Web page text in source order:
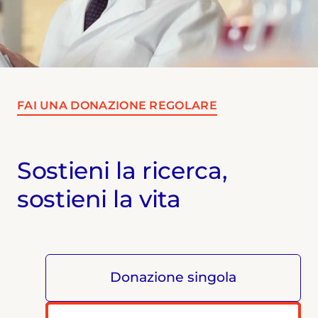
FAI UNA DONAZIONE REGOLARE
Sostieni la ricerca,
sostieni la vita
Donazione singola